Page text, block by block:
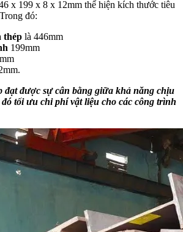
x 199 x 8 x 12mm thể hiện kích thước tiêu
đó:
thép là 446mm
199mm
đạt được sự cân bằng giữa khả năng chịu
tối ưu chi phí vật liệu cho các công trình